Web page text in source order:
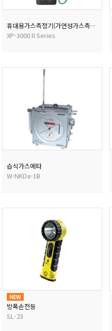
휴대용가스측정기(가연성가스측정기)
XP-3000ⅡSeries
습식가스메타
W-NKDa-1B
방폭손전등
SL-23